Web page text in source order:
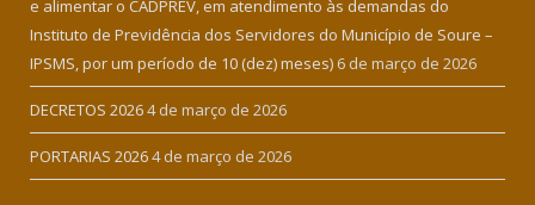
e alimentar o CADPREV, em atendimento às demandas do
Instituto de Previdência dos Servidores do Município de Soure –
IPSMS, por um período de 10 (dez) meses) 6 de março de 2026
DECRETOS 20264 de março de 2026
PORTARIAS 20264 de março de 2026